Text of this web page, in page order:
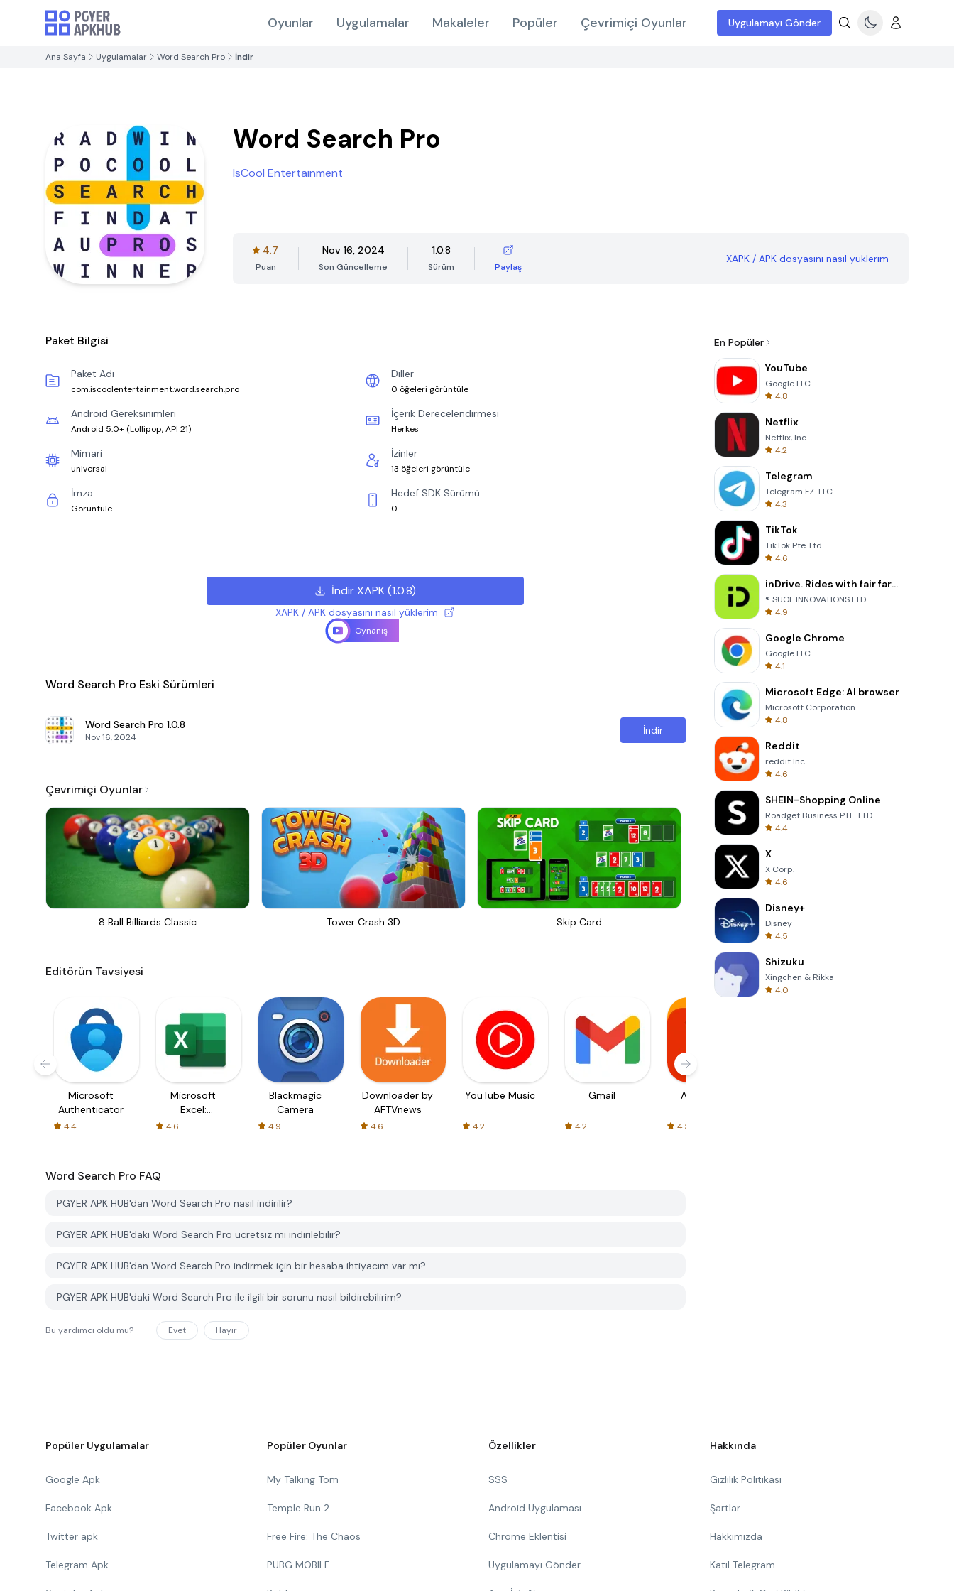
Oyunlar Uygulamalar Makaleler Popüler Çevrimiçi Oyunlar Uygulamayı Gönder
Ana Sayfa Uygulamalar Word Search Pro İndir
Word Search Pro
IsCool Entertainment
4.7
Puan
Nov 16, 2024
Son Güncelleme
1.0.8
Sürüm Paylaş
XAPK / APK dosyasını nasıl yüklerim
Paket Bilgisi
Paket Adı
com.iscoolentertainment.word.search.pro
Diller
0 öğeleri görüntüle
Android Gereksinimleri
Android 5.0+ (Lollipop, API 21)
İçerik Derecelendirmesi
Herkes
Mimari
universal
İzinler
13 öğeleri görüntüle
İmza
Görüntüle
Hedef SDK Sürümü
0
İndir XAPK(1.0.8)
XAPK / APK dosyasını nasıl yüklerim
Oynanış
Word Search Pro Eski Sürümleri
Word Search Pro 1.0.8
Nov 16, 2024
İndir
Çevrimiçi Oyunlar
8 Ball Billiards Classic Tower Crash 3D Skip Card 3D Free Kick
Editörün Tavsiyesi
Microsoft
Authenticator
4.4
Microsoft
Excel:
Spreadsheets
4.6
Blackmagic
Camera
4.9
Downloader by
AFTVnews
4.6
YouTube Music
4.2
Gmail
4.2
AliExpress
4.5
Word Search Pro FAQ
PGYER APK HUB'dan Word Search Pro nasıl indirilir?
PGYER APK HUB'daki Word Search Pro ücretsiz mi indirilebilir?
PGYER APK HUB'dan Word Search Pro indirmek için bir hesaba ihtiyacım var mı?
PGYER APK HUB'daki Word Search Pro ile ilgili bir sorunu nasıl bildirebilirim?
Bu yardımcı oldu mu? Evet Hayır
En Popüler
YouTube
Google LLC
4.8
Netflix
Netflix, Inc.
4.2
Telegram
Telegram FZ-LLC
4.3
TikTok
TikTok Pte. Ltd.
4.6
inDrive. Rides with fair fares
® SUOL INNOVATIONS LTD
4.9
Google Chrome
Google LLC
4.1
Microsoft Edge: AI browser
Microsoft Corporation
4.8
Reddit
reddit Inc.
4.6
SHEIN-Shopping Online
Roadget Business PTE. LTD.
4.4
X
X Corp.
4.6
Disney+
Disney
4.5
Shizuku
Xingchen & Rikka
4.0
Popüler Uygulamalar
Google Apk
Facebook Apk
Twitter apk
Telegram Apk
Popüler Oyunlar
My Talking Tom
Temple Run 2
Free Fire: The Chaos
PUBG MOBILE
Özellikler
SSS
Android Uygulaması
Chrome Eklentisi
Uygulamayı Gönder
Hakkında
Gizlilik Politikası
Şartlar
Hakkımızda
Katıl Telegram